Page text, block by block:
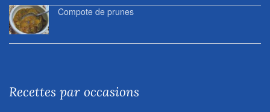
Compote de prunes
Recettes par occasions